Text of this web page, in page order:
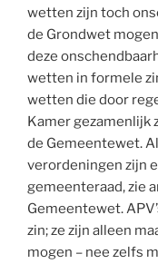
wetten zijn toch
de Grondwet
deze
wetten in formele
wetten die door
Kamer gezamenlijk
de Gemeentewet.
verordeningen zijn
gemeenteraad, zie
Gemeentewet.
zin; ze zijn alleen
mogen – nee zelfs